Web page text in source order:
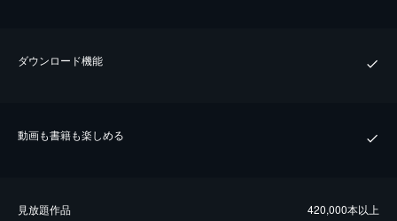
ダウンロード機能
動画も書籍も楽しめる
⾒放題作品 420,000本以上